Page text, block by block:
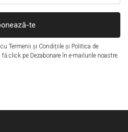
te
Termenii și Condițiileși Politica de
click pe Dezabonare în e-mailurile noastre.